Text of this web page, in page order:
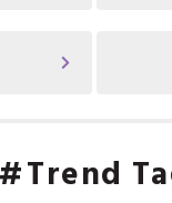
Trend